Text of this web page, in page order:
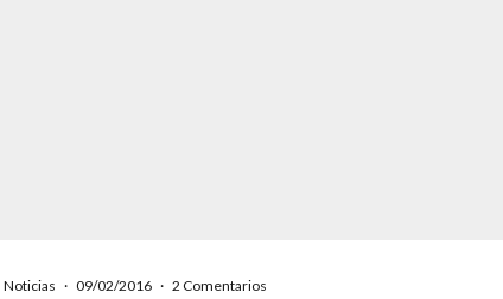
Noticias · 09/02/2016 · 2 Comentarios